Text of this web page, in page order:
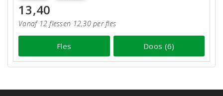
13,40
Vanaf 12 flessen 12,30 per fles
Fles Doos (6)